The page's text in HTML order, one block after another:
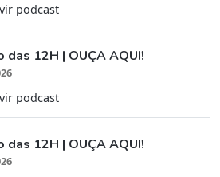
podcast
das 12H | OUÇA AQUI!
podcast
das 12H | OUÇA AQUI!